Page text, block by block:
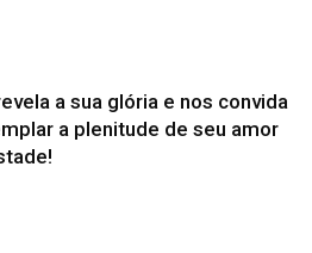
a sua glória e nos convida
a plenitude de seu amor